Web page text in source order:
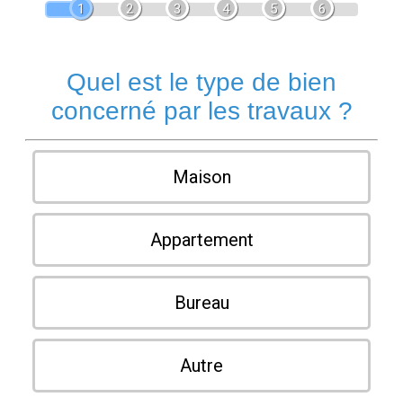
1 2 3 4 5 6
Quel est le type de bien
concerné par les travaux ?
Maison
Appartement
Bureau
Autre